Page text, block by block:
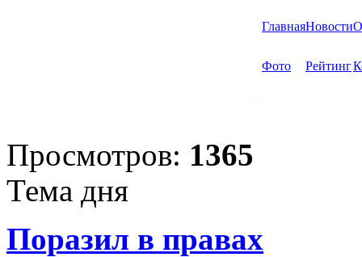
ГлавнаяНовости
Фото Рейтинг
Просмотров: 1365
Тема дня
Поразил в правах